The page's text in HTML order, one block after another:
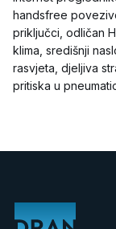
handsfree
priključci, odličan
klima, središnji
rasvjeta, djeljiva
pritiska u